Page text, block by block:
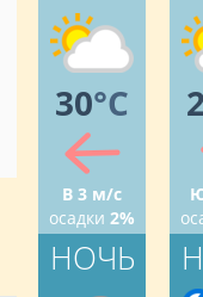
30°C
В 3 м/с
осадки 2%
НОЧЬ